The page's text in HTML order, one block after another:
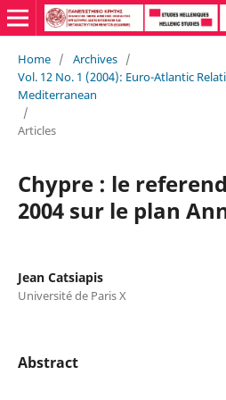
Home / Archives /
Vol. 12 No. 1 (2004): Euro-Atlantic
Mediterranean
/
Articles
Chypre : le
2004 sur le plan
Jean Catsiapis
Université de Paris X
Abstract